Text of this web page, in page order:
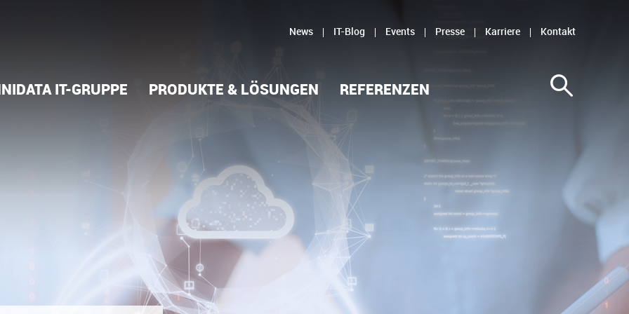
News IT-Blog Events Presse Karriere Kontakt
IT-GRUPPE PRODUKTE & LÖSUNGEN REFERENZEN